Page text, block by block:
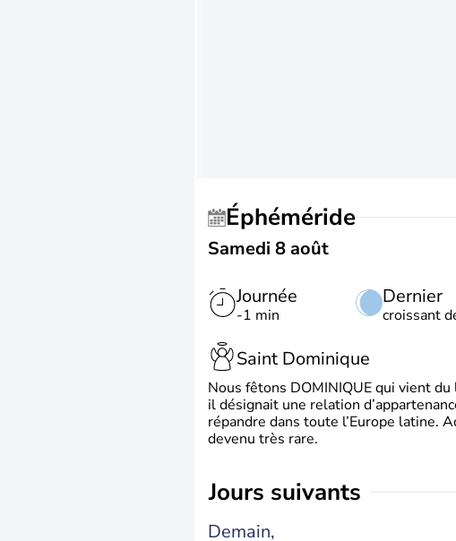
Éphéméride
Samedi 8 août
Journée
-1 min
Dernier
croissant
Saint Dominique
Nous fêtons DOMINIQUE qui vient
il désignait une relation
répandre dans toute l’Europe latine.
devenu très rare.
jours suivants
Demain,